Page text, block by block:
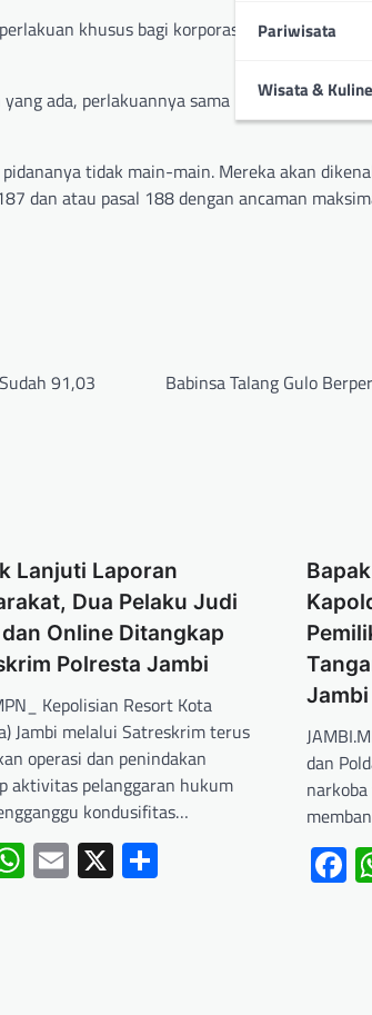
Pariwisata
Wisata &
khusus bagi korporasi atau pelaku
ada, perlakuannya sama baik itu kepada
tidak main-main. Mereka akan
dan atau pasal 188 dengan ancaman
91,03
Babinsa Talang Gulo
Lanjuti Laporan
Dua Pelaku Judi
Online Ditangkap
Polresta Jambi
Kepolisian Resort Kota
Jambi melalui Satreskrim terus
operasi dan penindakan
aktivitas pelanggaran hukum
kondusifitas…
WhatsApp
Email
X
Jambi
dan